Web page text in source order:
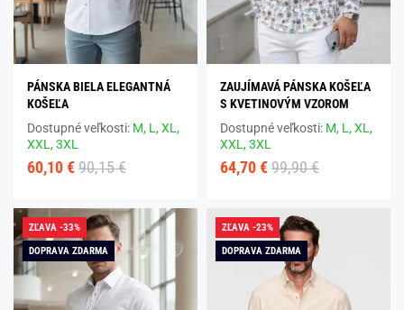
PÁNSKA BIELA ELEGANTNÁ
KOŠEĽA
Dostupné veľkosti: M, L,XL,
XXL,3XL
60,10 € 90,15 €
ZAUJÍMAVÁ PÁNSKA KOŠEĽA
S KVETINOVÝM VZOROM
Dostupné veľkosti: M, L,XL,
XXL,3XL
64,70 € 99,90 €
ZĽAVA -33%
DOPRAVA ZDARMA
ZĽAVA -23%
DOPRAVA ZDARMA